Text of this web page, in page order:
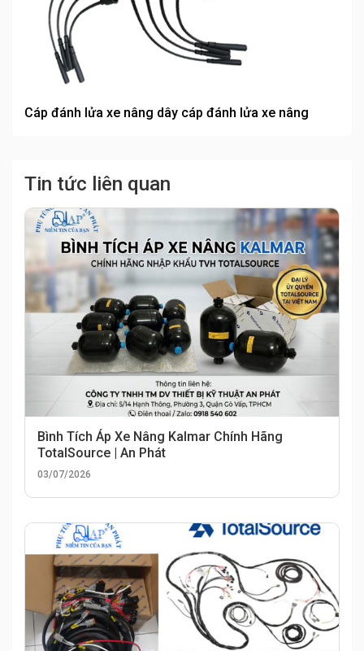
Cáp đánh lửa xe nâng dây cáp đánh lửa xe nâng
Tin tức liên quan
Bình Tích Áp Xe Nâng Kalmar Chính Hãng
TotalSource | An Phát
03/07/2026